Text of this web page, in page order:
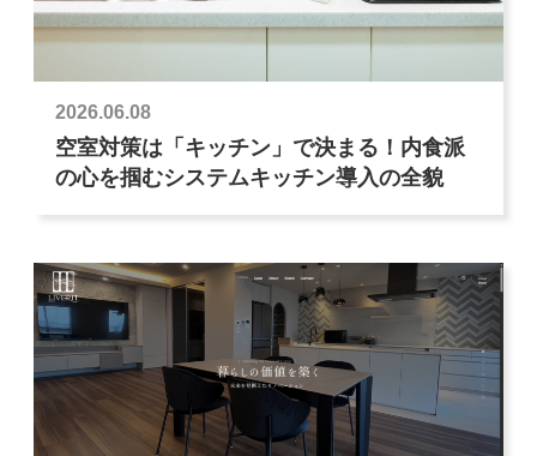
2026.06.08
空室対策は「キッチン」で決まる！内食派
の心を掴むシステムキッチン導入の全貌